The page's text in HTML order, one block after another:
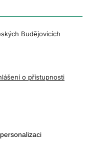
Budějovicích
o přístupnosti